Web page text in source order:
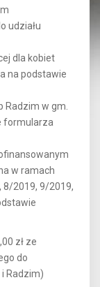
udziału
dla kobiet
na podstawie
Radzim w gm.
formularza
w ramach
8/2019, 9/2019,
zł ze
do
Radzim)